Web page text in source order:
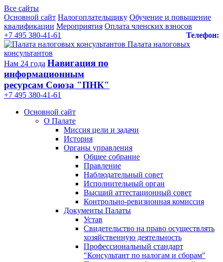
Все сайты
Основной сайт Налогоплательщику Обучение и повышение
квалификации Мероприятия Оплата членских взносов
Телефон:
+7 495 380-41-61
Палата налоговых
консультантов
Нам 24 года Навигация по
информационным
ресурсам Союза "ПНК"
+7 495 380‑41‑61
Основной сайт
О Палате
Миссия цели и задачи
История
Органы управления
Общее собрание
Правление
Наблюдательный совет
Исполнительный орган
Высший аттестационный совет
Контрольно-ревизионная комиссия
Документы Палаты
Устав
Свидетельство на право осуществлять
хозяйственную деятельность
Профессиональный стандарт
"Консультант по налогам и сборам"